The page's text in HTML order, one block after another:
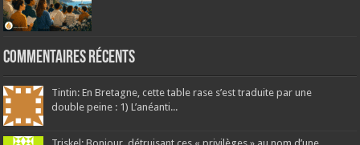
Commentaires récents
Tintin: En Bretagne, cette table rase s’est traduite par une
double peine : 1) L’anéanti...